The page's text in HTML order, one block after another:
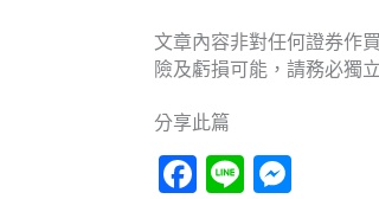
文章內容非對任何證券作
險及虧損可能，請務必獨
分享此篇
Facebook
Line